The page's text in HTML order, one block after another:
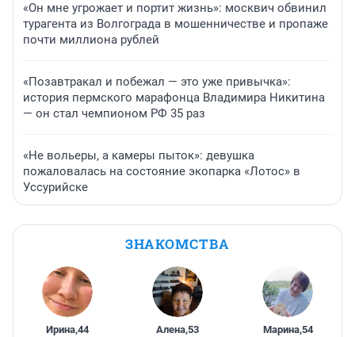
«Он мне угрожает и портит жизнь»: москвич обвинил
турагента из Волгограда в мошенничестве и пропаже
почти миллиона рублей
«Позавтракал и побежал — это уже привычка»:
история пермского марафонца Владимира Никитина
— он стал чемпионом РФ 35 раз
«Не вольеры, а камеры пыток»: девушка
пожаловалась на состояние экопарка «Лотос» в
Уссурийске
ЗНАКОМСТВА
Ирина,44 Алена,53 Марина,54